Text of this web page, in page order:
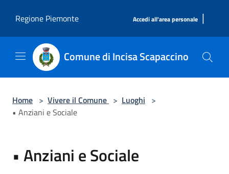
Regione Piemonte
Accedi all'area personale |
Comune di Incisa Scapaccino
Home > Vivere il Comune > Luoghi >
• Anziani e Sociale
• Anziani e Sociale